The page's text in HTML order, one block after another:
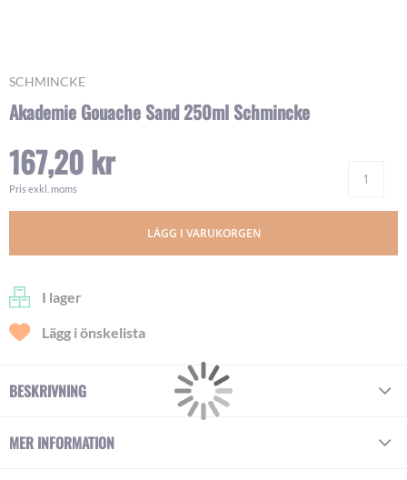
SCHMINCKE
Akademie Gouache Sand 250ml Schmincke
167,20 kr
Pris exkl. moms
LÄGG I VARUKORGEN
I lager
Lägg i önskelista
Skip
the
of
the
images
BESKRIVNING
MER INFORMATION